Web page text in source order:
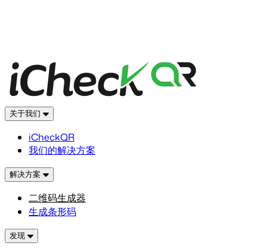
关于我们
iCheckQR
我们的解决方案
解决方案
二维码生成器
生成条形码
发现